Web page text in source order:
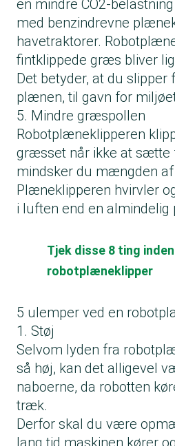
en mindre CO2-
med benzindrevne
havetraktorer.
fintklippede græs bliver
Det betyder, at du slipper
plænen, til gavn for
5. Mindre græspollen
Robotplæneklipperen
græsset når ikke at sætte
mindsker du mængden
Plæneklipperen hvirvler
i luften end en
Tjek disse 8 ting
robotplæneklipper
5 ulemper ved en
1. Støj
Selvom lyden fra
så høj, kan det alligevel
naboerne, da robotten
træk.
Derfor skal du være